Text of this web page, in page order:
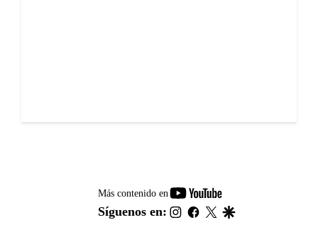
Más contenido en
youtube-
footer
Síguenos en: instagram
facebook
twitter